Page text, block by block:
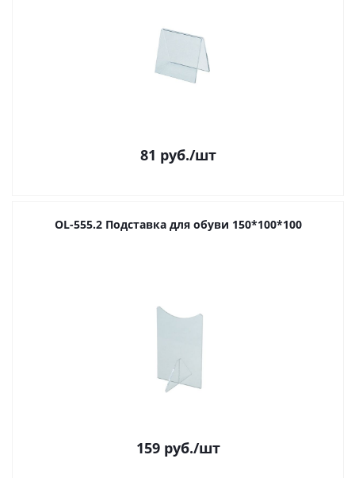
81 руб./шт
OL-555.2 Подставка для обуви 150*100*100
159руб./шт